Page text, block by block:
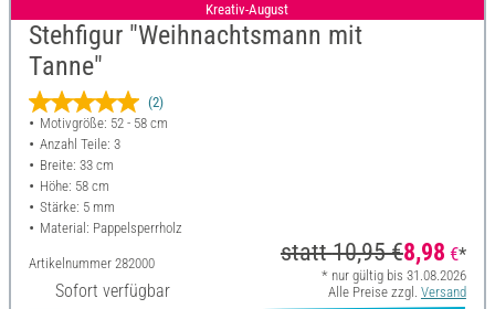
Kreativ-August
Stehfigur "Weihnachtsmann mit
Tanne"
(2)
Motivgröße: 52 - 58 cm
Anzahl Teile: 3
Breite: 33 cm
Höhe: 58 cm
Stärke: 5 mm
Material: Pappelsperrholz
Artikelnummer 282000
Sofort verfügbar
statt10,95 €8,98 €*
* nur gültig bis 31.08.2026
Alle Preise zzgl. Versand